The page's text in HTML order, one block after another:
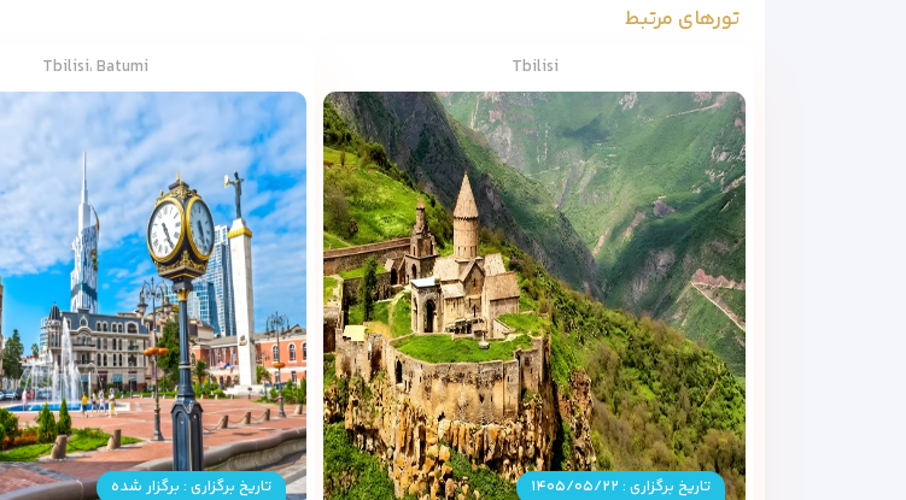
تورهای مرتبط
Tbilisi
تاریخ برگزاری : ۱۴۰۵/۰۵/۲۲
Tbilisi، Batumi
تاریخ برگزاری : برگزار شده